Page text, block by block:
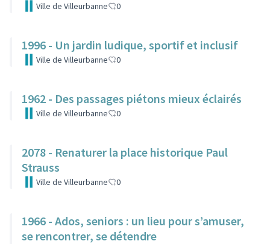
Ville de Villeurbanne 0
1996 - Un jardin ludique, sportif et inclusif
Ville de Villeurbanne 0
1962 - Des passages piétons mieux éclairés
Ville de Villeurbanne 0
2078 - Renaturer la place historique Paul
Strauss
Ville de Villeurbanne 0
1966 - Ados, seniors : un lieu pour s’amuser,
se rencontrer, se détendre